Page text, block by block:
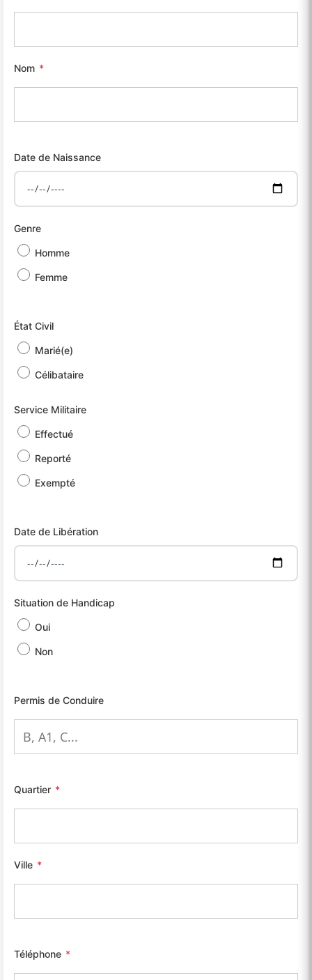
Nom *
Date de Naissance
Genre
Homme
Femme
État Civil
Marié(e)
Célibataire
Service Militaire
Effectué
Reporté
Exempté
Date de Libération
Situation de Handicap
Oui
Non
Permis de Conduire
Quartier *
Ville *
Téléphone *